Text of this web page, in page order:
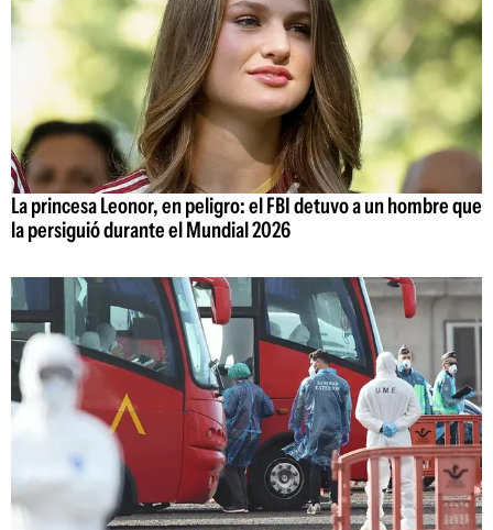
La princesa Leonor, en peligro: el FBI detuvo a un hombre que
la persiguió durante el Mundial 2026